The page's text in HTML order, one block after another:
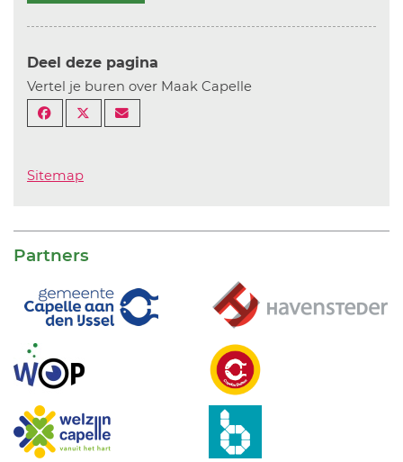
Deel deze pagina
Vertel je buren over Maak Capelle
Sitemap
Partners